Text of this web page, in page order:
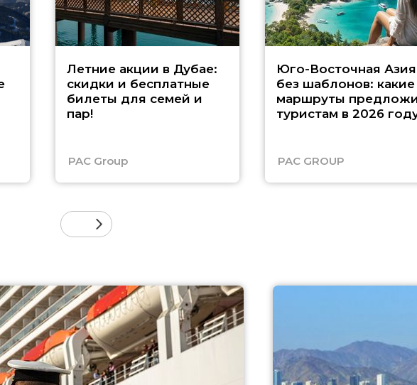
Летние акции в Дубае:
скидки и бесплатные
билеты для семей и
пар!
PAC Group
Юго-Восточная Азия
без шаблонов: какие
маршруты
туристам в 2026
PAC GROUP